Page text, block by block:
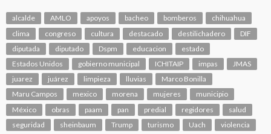
alcalde AMLO apoyos bacheo bomberos
chihuahua
clima
congreso cultura destacado destilichadero
DIF
diputada
diputado Dspm educacion
estado
Estados Unidos
gobierno municipal ICHITAIP impas
JMAS
juarez
juárez limpieza lluvias
Marco Bonilla
Maru Campos
mexico morena mujeres
municipio
México
obras paam pan predial regidores
salud
seguridad
sheinbaum Trump turismo Uach violencia